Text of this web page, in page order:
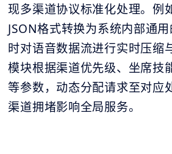
现多渠道协议标准化处理。例
JSON格式转换为系统内部通
时对语音数据流进行实时压缩
模块根据渠道优先级、坐席技
等参数，动态分配请求至对应
渠道拥堵影响全局服务。